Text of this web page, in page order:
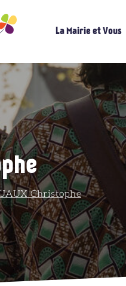
La Mairie et Vous
Christophe